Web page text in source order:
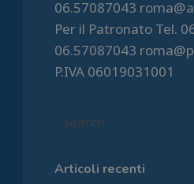
06.57087043
Per il Patronato Tel.
06.57087043
P.IVA 06019031001
Articoli recenti